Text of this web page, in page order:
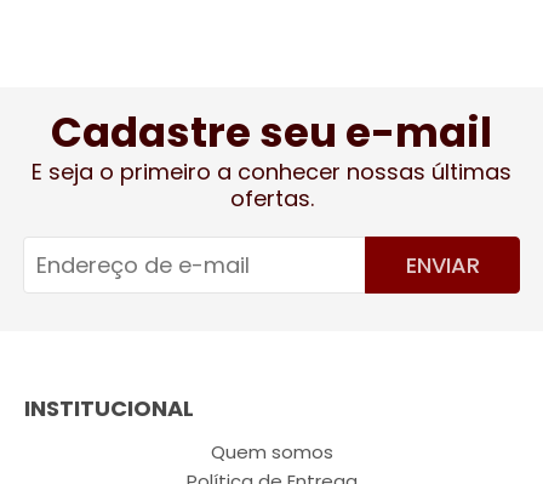
Cadastre seu e-mail
E seja o primeiro a conhecer nossas últimas
ofertas.
ENVIAR
INSTITUCIONAL
Quem somos